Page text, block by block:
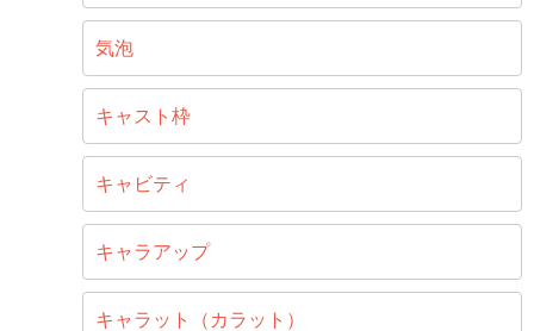
気泡
キャスト枠
キャビティ
キャラアップ
キャラット（カラット）